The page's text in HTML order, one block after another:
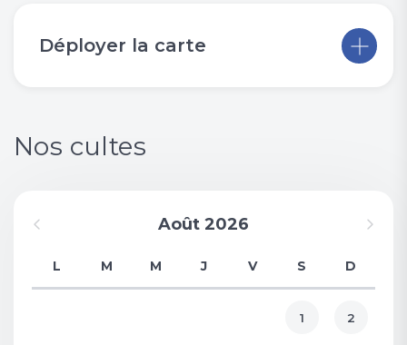
Déployer la carte
Nos cultes
Août 2026
L M M J V S D
1 2